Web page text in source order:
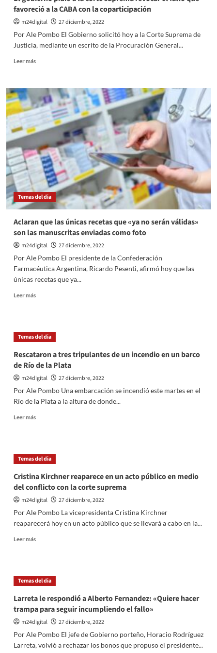
favoreció a la CABA con la coparticipación
m24digital
27 diciembre, 2022
Por Ale Pombo El Gobierno solicitó hoy a la Corte Suprema de
Justicia, mediante un escrito de la Procuración General...
Leer másLeer
El
gobierno
pidió
a
la
corte
suprema
revocar
el
fallo
que
favoreció
a
con
la
coparticipación
Temas del dia
Aclaran que las únicas recetas que «ya no serán válidas»
son las manuscritas enviadas como foto
m24digital
27 diciembre, 2022
Por Ale Pombo El presidente de la Confederación
Farmacéutica Argentina, Ricardo Pesenti, afirmó hoy que las
únicas recetas que ya...
Leer másLeer
que
las
recetas
que
«ya
serán
válidas»
foto
Temas del dia
Rescataron a tres tripulantes de un incendio en un barco
de Río de la Plata
m24digital
27 diciembre, 2022
Por Ale Pombo Una embarcación se incendió este martes en el
Río de la Plata a la altura de donde...
Leer másLeer
a
tres
de
un
incendio
un
barco
Temas del dia
Cristina Kirchner reaparece en un acto público en medio
del conflicto con la corte suprema
m24digital
27 diciembre, 2022
Por Ale Pombo La vicepresidenta Cristina Kirchner
reaparecerá hoy en un acto público que se llevará a cabo en la...
Leer másLeer
Kirchner
reaparece
un
acto
público
medio
del
Temas del dia
Larreta le respondió a Alberto Fernandez: «Quiere hacer
trampa para seguir incumpliendo el fallo»
m24digital
27 diciembre, 2022
Por Ale Pombo El jefe de Gobierno porteño, Horacio Rodríguez
Larreta, volvió a rechazar los bonos que propuso el presidente...